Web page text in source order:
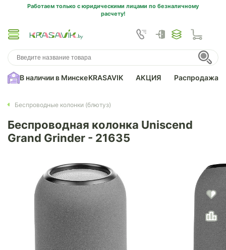
Работаем только с юридическими лицами по безналичному
расчету!
В наличии в МинскеKRASAVIK АКЦИЯ Распродажа
Беспроводные колонки (блютуз)
Беспроводная колонка Uniscend
Grand Grinder - 21635